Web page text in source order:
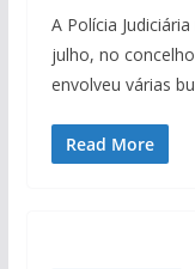
A Polícia
julho, no
envolveu várias
Read More